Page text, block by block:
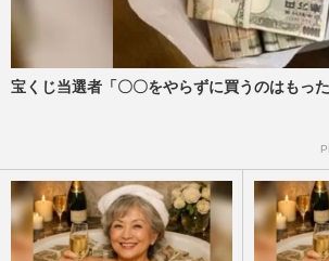
宝くじ当選者「〇〇をやらずに買うのはもった